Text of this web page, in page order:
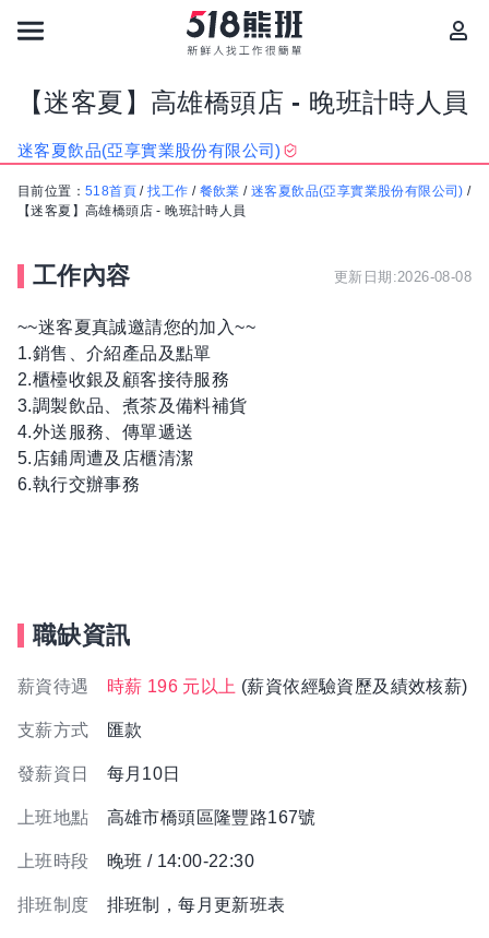
【迷客夏】高雄橋頭店 - 晚班計時人員
迷客夏飲品(亞享實業股份有限公司)
目前位置： 518首頁 /找工作 / 餐飲業 /迷客夏飲品(亞享實業股份有限公司) /
【迷客夏】高雄橋頭店 - 晚班計時人員
工作內容 更新日期:2026-08-08
~~迷客夏真誠邀請您的加入~~
1.銷售、介紹產品及點單
2.櫃檯收銀及顧客接待服務
3.調製飲品、煮茶及備料補貨
4.外送服務、傳單遞送
5.店鋪周遭及店櫃清潔
6.執行交辦事務
職缺資訊
薪資待遇 時薪 196 元以上 (薪資依經驗資歷及績效核薪)
支薪方式 匯款
發薪資日 每月10日
上班地點 高雄市橋頭區隆豐路167號
上班時段 晚班 / 14:00-22:30
排班制度 排班制，每月更新班表